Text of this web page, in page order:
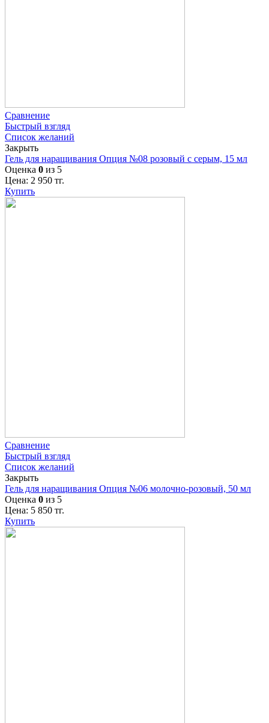
Сравнение
Быстрый взгляд
Список желаний
Закрыть
Гель для наращивания Опция №08 розовый с серым, 15 мл
Оценка 0 из 5
Цена: 2 950 тг.
Купить
Сравнение
Быстрый взгляд
Список желаний
Закрыть
Гель для наращивания Опция №06 молочно-розовый, 50 мл
Оценка 0 из 5
Цена: 5 850 тг.
Купить